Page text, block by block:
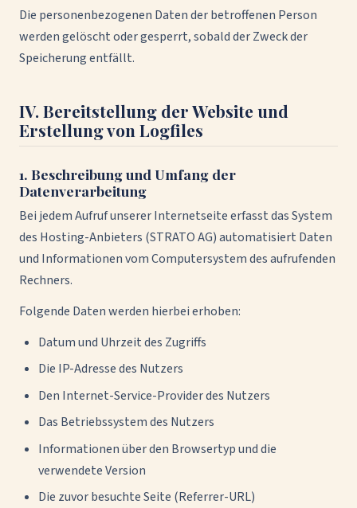
Die personenbezogenen Daten der betroffenen Person
werden gelöscht oder gesperrt, sobald der Zweck der
Speicherung entfällt.
IV. Bereitstellung der Website und
Erstellung von Logfiles
1. Beschreibung und Umfang der
Datenverarbeitung
Bei jedem Aufruf unserer Internetseite erfasst das System
des Hosting-Anbieters (STRATO AG) automatisiert Daten
und Informationen vom Computersystem des aufrufenden
Rechners.
Folgende Daten werden hierbei erhoben:
Datum und Uhrzeit des Zugriffs
Die IP-Adresse des Nutzers
Den Internet-Service-Provider des Nutzers
Das Betriebssystem des Nutzers
Informationen über den Browsertyp und die
verwendete Version
Die zuvor besuchte Seite (Referrer-URL)